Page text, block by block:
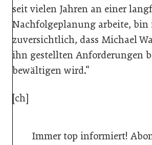
seit vielen Jahren an einer
Nachfolgeplanung arbeite, bin
zuversichtlich, dass Michael
ihn gestellten Anforderungen
bewältigen wird.“
[ch]
Immer top informiert!